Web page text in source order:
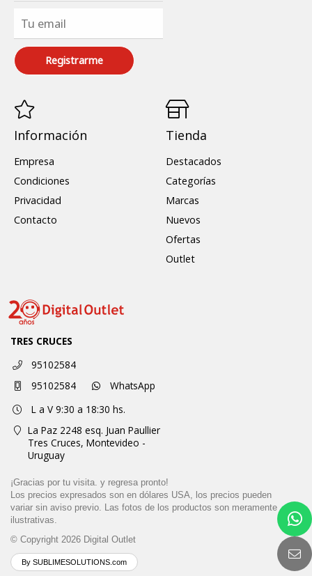
Registrarme
Información
Empresa
Condiciones
Privacidad
Contacto
Tienda
Destacados
Categorías
Marcas
Nuevos
Ofertas
Outlet
TRES CRUCES
95102584
95102584
WhatsApp
L a V 9:30 a 18:30 hs.
La Paz 2248 esq. Juan Paullier
Tres Cruces, Montevideo -
Uruguay
¡Gracias por tu visita. y regresa pronto!
Los precios expresados son en dólares USA, los precios pueden
variar sin aviso previo. Las fotos de los productos son meramente
ilustrativas.
© Copyright 2026 Digital Outlet
By SUBLIMESOLUTIONS.com